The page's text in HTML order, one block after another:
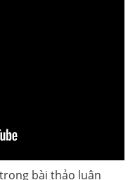
bài thảo luận